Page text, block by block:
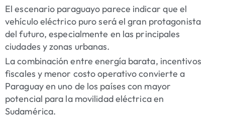
El escenario paraguayo parece indicar que el
vehículo eléctrico puro será el gran protagonista
del futuro, especialmente en las principales
ciudades y zonas urbanas.
La combinación entre energía barata, incentivos
fiscales y menor costo operativo convierte a
Paraguay en uno de los países con mayor
potencial para la movilidad eléctrica en
Sudamérica.